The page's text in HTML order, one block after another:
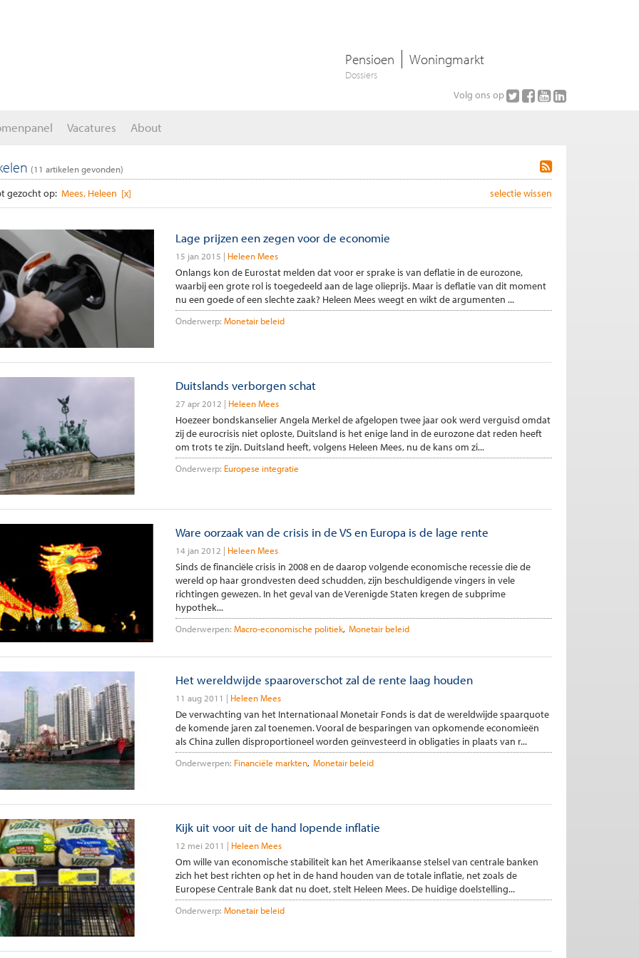
Pensioen Woningmarkt
Dossiers
Volg ons op
Vacatures About
(11 artikelen gevonden)
gezocht op: selectie wissen
Mees, Heleen [x]
Lage prijzen een zegen voor de economie
15 jan 2015 Heleen Mees
Onlangs kon de Eurostat melden dat voor er sprake is van deflatie in de eurozone,
waarbij een grote rol is toegedeeld aan de lage olieprijs. Maar is deflatie van dit moment
nu een goede of een slechte zaak? Heleen Mees weegt en wikt de argumenten ...
Onderwerp: Monetair beleid
Duitslands verborgen schat
27 apr 2012 Heleen Mees
Hoezeer bondskanselier Angela Merkel de afgelopen twee jaar ook werd verguisd omdat
zij de eurocrisis niet oploste, Duitsland is het enige land in de eurozone dat reden heeft
om trots te zijn. Duitsland heeft, volgens Heleen Mees, nu de kans om zi...
Onderwerp: Europese integratie
Ware oorzaak van de crisis in de VS en Europa is de lage rente
14 jan 2012 Heleen Mees
Sinds de financiële crisis in 2008 en de daarop volgende economische recessie die de
wereld op haar grondvesten deed schudden, zijn beschuldigende vingers in vele
richtingen gewezen. In het geval van de Verenigde Staten kregen de subprime
hypothek...
Onderwerpen: Macro-economische politiek Monetair beleid
Het wereldwijde spaaroverschot zal de rente laag houden
11 aug 2011 Heleen Mees
De verwachting van het Internationaal Monetair Fonds is dat de wereldwijde spaarquote
de komende jaren zal toenemen. Vooral de besparingen van opkomende economieën
als China zullen disproportioneel worden geïnvesteerd in obligaties in plaats van r...
Onderwerpen: Financiële markten Monetair beleid
Kijk uit voor uit de hand lopende inflatie
12 mei 2011 Heleen Mees
Om wille van economische stabiliteit kan het Amerikaanse stelsel van centrale banken
zich het best richten op het in de hand houden van de totale inflatie, net zoals de
Europese Centrale Bank dat nu doet, stelt Heleen Mees. De huidige doelstelling...
Onderwerp: Monetair beleid